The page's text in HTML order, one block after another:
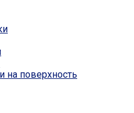
на поверхность